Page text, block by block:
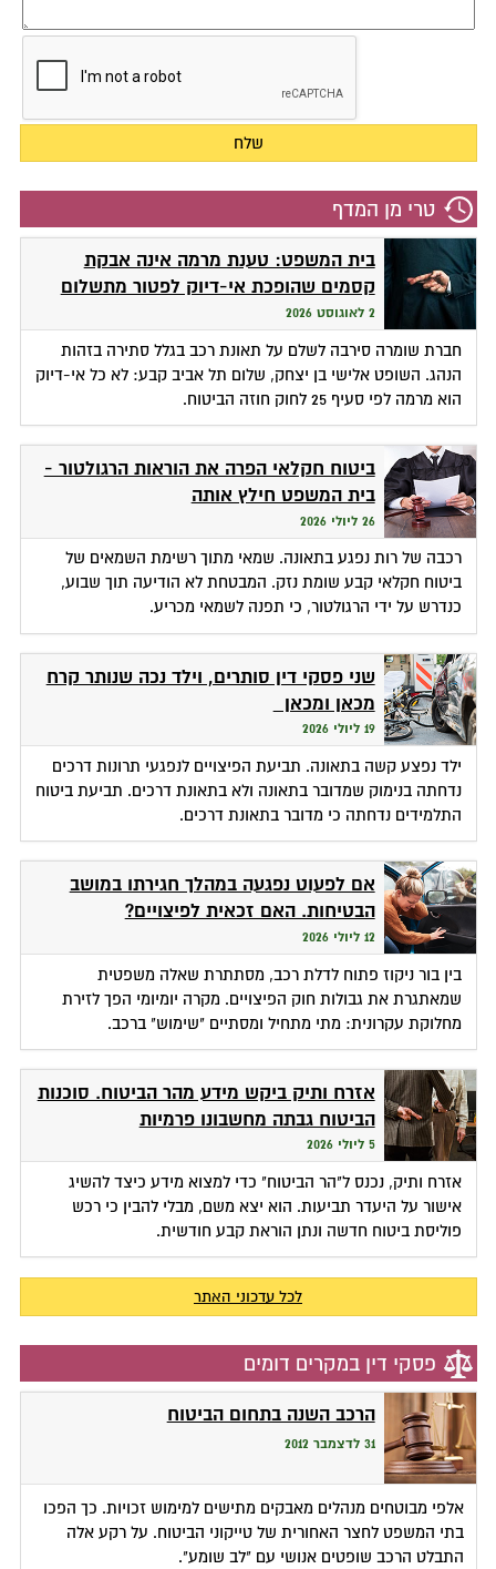
טרי מן המדף
בית המשפט: טענת מרמה אינה אבקת
קסמים שהופכת אי-דיוק לפטור מתשלום
2 לאוגוסט 2026
חברת שומרה סירבה לשלם על תאונת רכב בגלל סתירה בזהות
הנהג. השופט אלישי בן יצחק, שלום תל אביב קבע: לא כל אי-דיוק
הוא מרמה לפי סעיף 25 לחוק חוזה הביטוח.
ביטוח חקלאי הפרה את הוראות הרגולטור -
בית המשפט חילץ אותה
26 ליולי 2026
רכבה של רות נפגע בתאונה. שמאי מתוך רשימת השמאים של
ביטוח חקלאי קבע שומת נזק. המבטחת לא הודיעה תוך שבוע,
כנדרש על ידי הרגולטור, כי תפנה לשמאי מכריע.
שני פסקי דין סותרים, וילד נכה שנותר קרח
מכאן ומכאן
19 ליולי 2026
ילד נפצע קשה בתאונה. תביעת הפיצויים לנפגעי תרונות דרכים
נדחתה בנימוק שמדובר בתאונה ולא בתאונת דרכים. תביעת ביטוח
התלמידים נדחתה כי מדובר בתאונת דרכים.
אם לפעוט נפגעה במהלך חגירתו במושב
הבטיחות. האם זכאית לפיצויים?
12 ליולי 2026
בין בור ניקוז פתוח לדלת רכב, מסתתרת שאלה משפטית
שמאתגרת את גבולות חוק הפיצויים. מקרה יומיומי הפך לזירת
מחלוקת עקרונית: מתי מתחיל ומסתיים "שימוש" ברכב.
אזרח ותיק ביקש מידע מהר הביטוח. סוכנות
הביטוח גבתה מחשבונו פרמיות
5 ליולי 2026
אזרח ותיק, נכנס ל"הר הביטוח" כדי למצוא מידע כיצד להשיג
אישור על היעדר תביעות. הוא יצא משם, מבלי להבין כי רכש
פוליסת ביטוח חדשה ונתן הוראת קבע חודשית.
לכל עדכוני האתר
פסקי דין במקרים דומים
הרכב השנה בתחום הביטוח
31 לדצמבר 2012
אלפי מבוטחים מנהלים מאבקים מתישים למימוש זכויות. כך הפכו
בתי המשפט לחצר האחורית של טייקוני הביטוח. על רקע אלה
התבלט הרכב שופטים אנושי עם "לב שומע".